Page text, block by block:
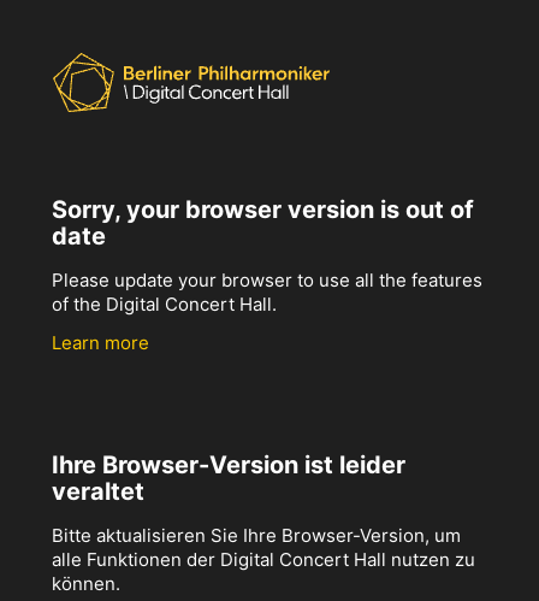
Sorry, your browser version is out of
date
Please update your browser to use all the features
of the Digital Concert Hall.
Learn more
Ihre Browser-Version ist leider
veraltet
Bitte aktualisieren Sie Ihre Browser-Version, um
alle Funktionen der Digital Concert Hall nutzen zu
können.